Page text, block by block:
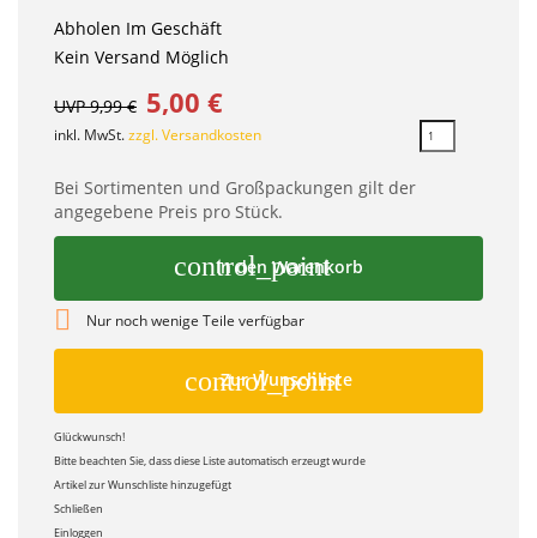
Abholen Im Geschäft
Kein Versand Möglich
UVP 9,99 € 5,00 €
inkl. MwSt.zzgl. Versandkosten
Bei Sortimenten und Großpackungen gilt der
angegebene Preis pro Stück.
control_point
In den Warenkorb
 Nur noch wenige Teile verfügbar
control_point
Zur Wunschliste
Glückwunsch!
Bitte beachten Sie, dass diese Liste automatisch erzeugt wurde
Artikel zur Wunschliste hinzugefügt
Schließen
Einloggen